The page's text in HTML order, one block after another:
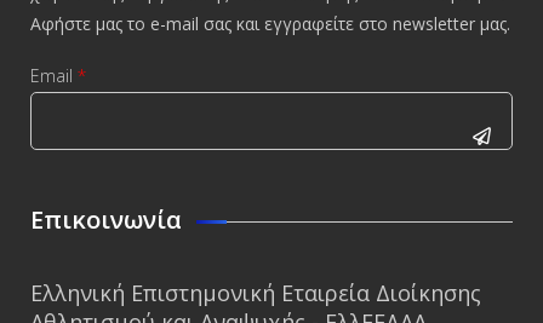
Αφήστε μας το e-mail σας και εγγραφείτε στο newsletter μας.
Email *
This
whether or
Επικοινωνία
Ελληνική Επιστημονική Εταιρεία Διοίκησης